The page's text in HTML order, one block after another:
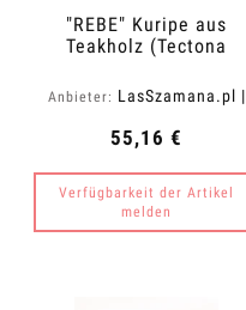
"REBE" Kuripe aus
Teakholz (Tectona
Anbieter: LasSzamana.pl |
55,16 €
Verfügbarkeit der Artikel
melden